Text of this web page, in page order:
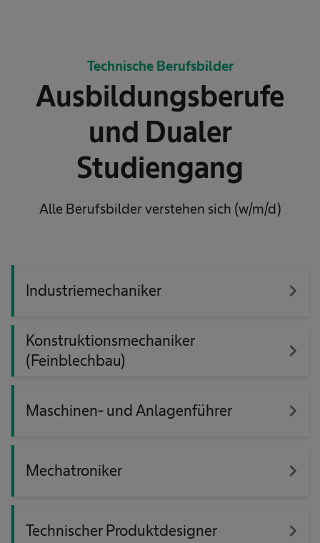
Technische Berufsbilder
Ausbildungsberufe
und Dualer
Studiengang
Alle Berufsbilder verstehen sich (w/m/d)
Industriemechaniker navigate_next
Konstruktionsmechaniker
(Feinblechbau)
navigate_next
Maschinen- und Anlagenführer navigate_next
Mechatroniker navigate_next
Technischer Produktdesigner navigate_next